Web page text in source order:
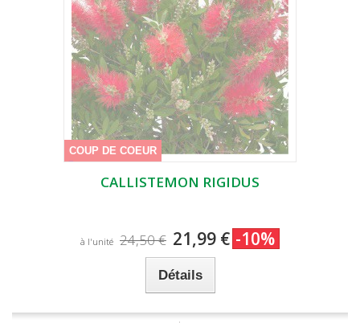
COUP DE COEUR
CALLISTEMON RIGIDUS
à l'unité 24,50 € 21,99 € -10%
Détails